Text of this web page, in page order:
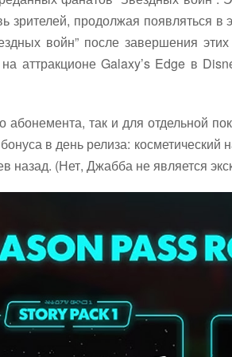
зрителей, продолжая
войн” после завершения
аттракционе Galaxy’s Edge в
так и для отдельной
в день релиза:
назад. (Нет, Джабба не является